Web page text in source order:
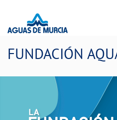
FUNDACIÓN